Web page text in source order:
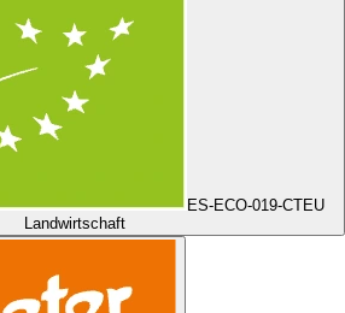
ES-ECO-019-CTEU
Landwirtschaft